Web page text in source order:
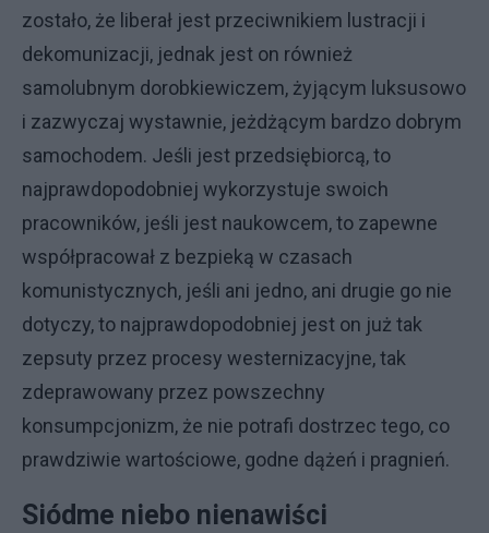
zostało, że liberał jest przeciwnikiem lustracji i
dekomunizacji, jednak jest on również
samolubnym dorobkiewiczem, żyjącym luksusowo
i zazwyczaj wystawnie, jeżdżącym bardzo dobrym
samochodem. Jeśli jest przedsiębiorcą, to
najprawdopodobniej wykorzystuje swoich
pracowników, jeśli jest naukowcem, to zapewne
współpracował z bezpieką w czasach
komunistycznych, jeśli ani jedno, ani drugie go nie
dotyczy, to najprawdopodobniej jest on już tak
zepsuty przez procesy westernizacyjne, tak
zdeprawowany przez powszechny
konsumpcjonizm, że nie potrafi dostrzec tego, co
prawdziwie wartościowe, godne dążeń i pragnień.
Siódme niebo nienawiści